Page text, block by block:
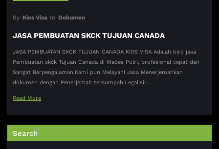
By Kios Visa In Dokumen
JASA PEMBUATAN SKCK TUJUAN CANADA
JASA PEMBUATAN SKCK TUJUAN CANADA KIOS VISA Adalah biro jasa
Pembuatan skck Tujuan Canada di Mabes Polri, profesional cepat dan
Sangat Berpengalaman,Kami pun Melayani Jasa Menerjemahkan
dokumen dengan Penerjemah tersumpah,Legalisir…
Read More
Search